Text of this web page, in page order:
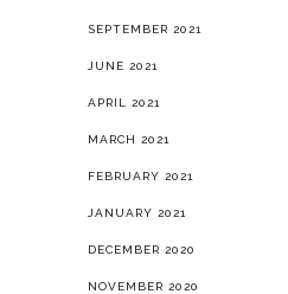
SEPTEMBER 2021
JUNE 2021
APRIL 2021
MARCH 2021
FEBRUARY 2021
JANUARY 2021
DECEMBER 2020
NOVEMBER 2020